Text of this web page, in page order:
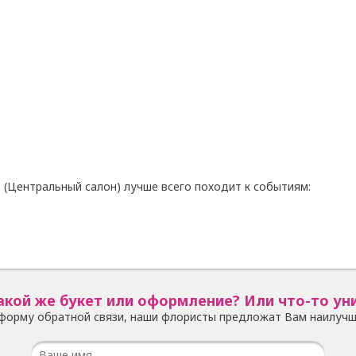
салон) лучше всего походит к событиям:
же букет или оформление? Или что-то
обратной связи, наши флористы предложат Вам